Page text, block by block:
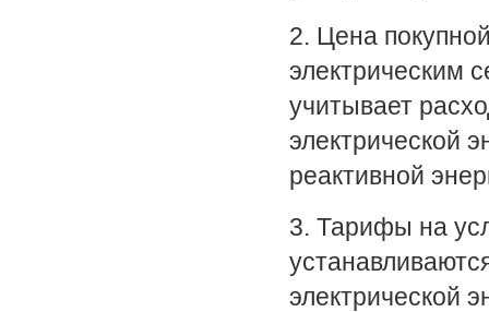
2. Цена
электрическим
учитывает
электрической
реактивной
3. Тарифы на
электрической